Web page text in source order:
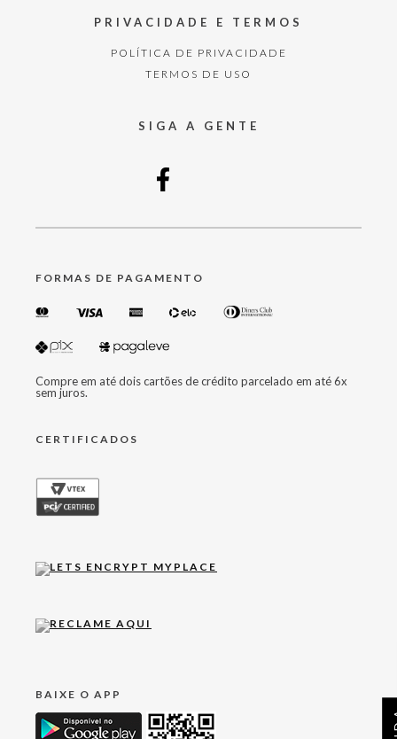
PRIVACIDADE E TERMOS
POLÍTICA DE PRIVACIDADE
TERMOS DE USO
SIGA A GENTE
FORMAS DE PAGAMENTO
Compre em até dois cartões de crédito parcelado em até 6x
sem juros.
CERTIFICADOS
BAIXE O APP